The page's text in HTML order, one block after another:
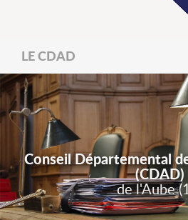
LE CDAD
Conseil Départemental
(CDAD)
de l'Aube